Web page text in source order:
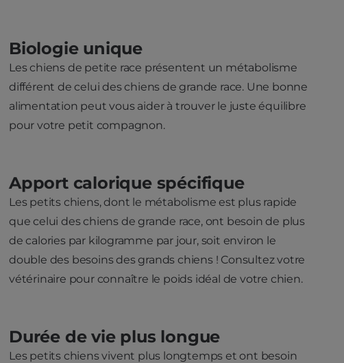
Biologie unique
Les chiens de petite race présentent un métabolisme
différent de celui des chiens de grande race. Une bonne
alimentation peut vous aider à trouver le juste équilibre
pour votre petit compagnon.
Apport calorique spécifique
Les petits chiens, dont le métabolisme est plus rapide
que celui des chiens de grande race, ont besoin de plus
de calories par kilogramme par jour, soit environ le
double des besoins des grands chiens ! Consultez votre
vétérinaire pour connaître le poids idéal de votre chien.
Durée de vie plus longue
Les petits chiens vivent plus longtemps et ont besoin